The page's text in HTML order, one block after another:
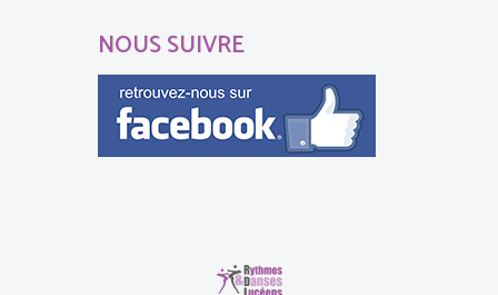
NOUS SUIVRE